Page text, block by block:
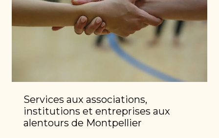
Services aux associations,
institutions et entreprises aux
alentours de Montpellier